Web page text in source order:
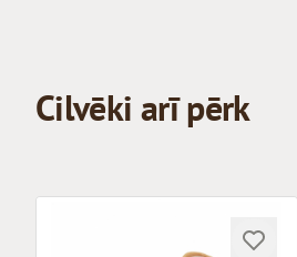
Cilvēki arī pērk